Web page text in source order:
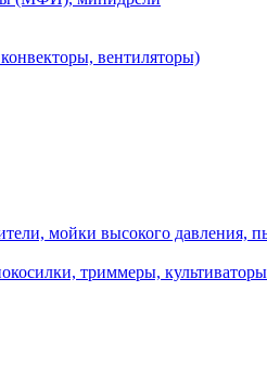
вентиляторы)
мойки высокого давления,
триммеры,